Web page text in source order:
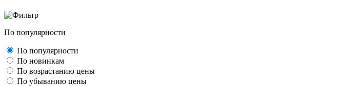
По популярности
По популярности
По новинкам
По возрастанию цены
По убыванию цены